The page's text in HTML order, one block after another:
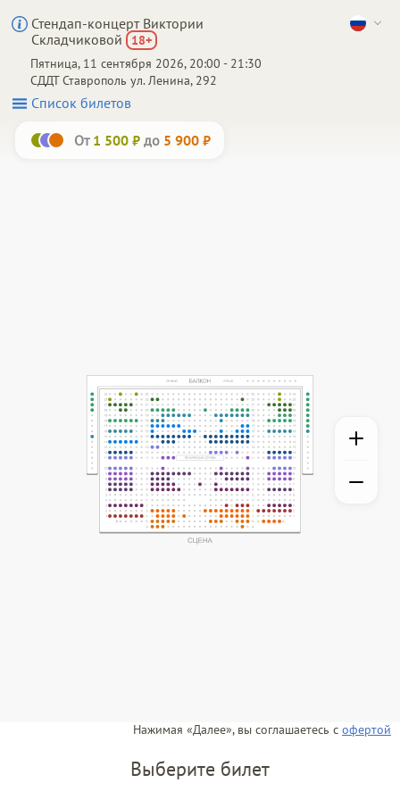
Стендап-концерт Виктории
Складчиковой
18+
Пятница, 11 сентября 2026, 20:00 - 21:30
СДДТ Ставрополь ул. Ленина, 292
Список билетов
От 1 500 ₽ до 5 900 ₽
Нажимая «Далее», вы соглашаетесь с офертой
Выберите билет